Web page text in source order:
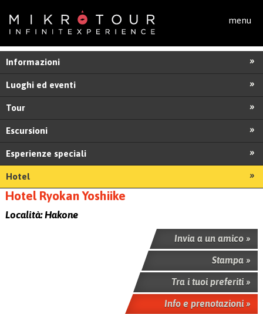
menu
Informazioni
Luoghi ed eventi
Tour
Escursioni
Esperienze speciali
Hotel
Hotel Ryokan Yoshiike
Località:Hakone
Invia a un amico »
Stampa »
Tra i tuoi preferiti »
Info e prenotazioni »